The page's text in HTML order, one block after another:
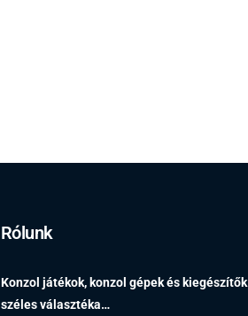
Rólunk
Konzol játékok, konzol gépek és kiegészítők
széles választéka…